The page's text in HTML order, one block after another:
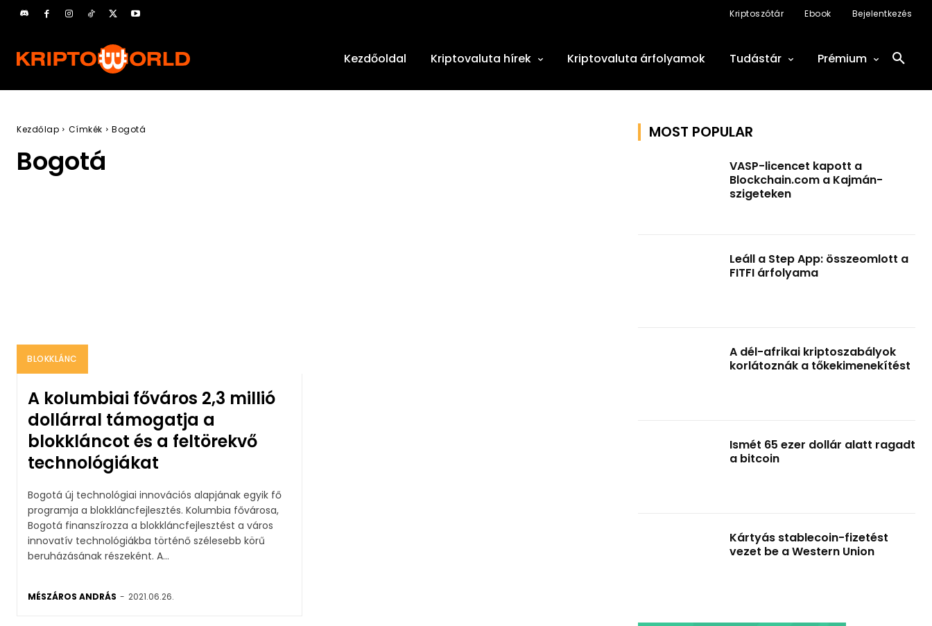
Kriptoszótár Ebook Bejelentkezés
Kezdőoldal Kriptovaluta hírek Kriptovaluta árfolyamok Tudástár Prémium
Kezdőlap Címkék Bogotá
Bogotá
BLOKKLÁNC
A kolumbiai főváros 2,3 millió
dollárral támogatja a
blokkláncot és a feltörekvő
technológiákat
Bogotá új technológiai innovációs alapjának egyik fő
programja a blokkláncfejlesztés. Kolumbia fővárosa,
Bogotá finanszírozza a blokkláncfejlesztést a város
innovatív technológiákba történő szélesebb körű
beruházásának részeként. A...
MÉSZÁROS ANDRÁS - 2021.06.26.
MOST POPULAR
VASP-licencet kapott a
Blockchain.com a Kajmán-
szigeteken
Leáll a Step App: összeomlott a
FITFI árfolyama
A dél-afrikai kriptoszabályok
korlátoznák a tőkekimenekítést
Ismét 65 ezer dollár alatt ragadt
a bitcoin
Kártyás stablecoin-fizetést
vezet be a Western Union